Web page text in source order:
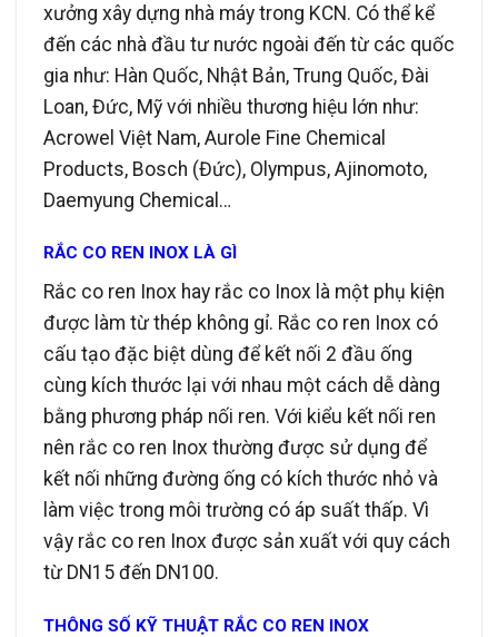
xưởng xây dựng nhà máy trong KCN. Có thể kể
đến các nhà đầu tư nước ngoài đến từ các quốc
gia như: Hàn Quốc, Nhật Bản, Trung Quốc, Đài
Loan, Đức, Mỹ với nhiều thương hiệu lớn như:
Acrowel Việt Nam, Aurole Fine Chemical
Products, Bosch (Đức), Olympus, Ajinomoto,
Daemyung Chemical…
RẮC CO REN INOX LÀ GÌ
Rắc co ren Inox hay rắc co Inox là một phụ kiện
được làm từ thép không gỉ. Rắc co ren Inox có
cấu tạo đặc biệt dùng để kết nối 2 đầu ống
cùng kích thước lại với nhau một cách dễ dàng
bằng phương pháp nối ren. Với kiểu kết nối ren
nên rắc co ren Inox thường được sử dụng để
kết nối những đường ống có kích thước nhỏ và
làm việc trong môi trường có áp suất thấp. Vì
vậy rắc co ren Inox được sản xuất với quy cách
từ DN15 đến DN100.
THÔNG SỐ KỸ THUẬT RẮC CO REN INOX